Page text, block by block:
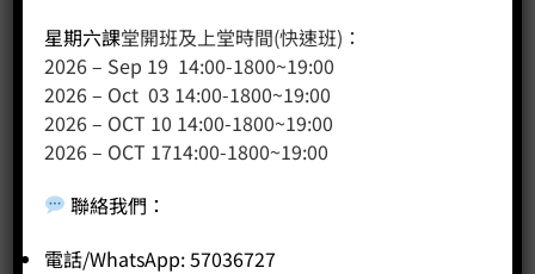
客戶服務
聯絡我們
星期六課堂開班及上堂時間(快速班)：
2026 – Sep 19 14:00-1800~19:00
2026 – Oct 03 14:00-1800~19:00
2026 – OCT 10 14:00-1800~19:00
2026 – OCT 1714:00-1800~19:00
聯絡我們 ：
電話/WhatsApp: 57036727